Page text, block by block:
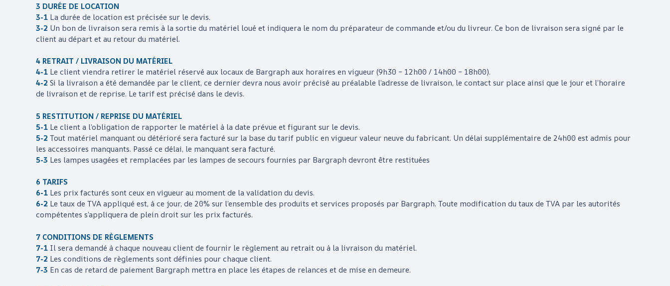
3 DURÉE DE LOCATION
3-1 La durée de location est précisée sur le devis.
3-2 Un bon de livraison sera remis à la sortie du matériel loué et indiquera le nom du préparateur de commande et/ou du livreur. Ce bon de livraison sera signé par le
client au départ et au retour du matériel.
4 RETRAIT / LIVRAISON DU MATÉRIEL
4-1 Le client viendra retirer le matériel réservé aux locaux de Bargraphaux horaires en vigueur (9h30 – 12h00 / 14h00 – 18h00).
4-2 Si la livraison a été demandée par le client, ce dernier devra nous avoir précisé au préalable l’adresse de livraison, le contact sur place ainsi que le jour et l’horaire
de livraison et de reprise. Le tarif est précisé dans le devis.
5 RESTITUTION / REPRISE DU MATÉRIEL
5-1 Le client a l’obligation de rapporter le matériel à la date prévue et figurant sur le devis.
5-2 Tout matériel manquant ou détérioré sera facturé sur la base du tarif public en vigueur valeur neuve du fabricant. Un délai supplémentaire de 24h00 est admis pour
les accessoires manquants. Passé ce délai, le manquant sera facturé.
5-3 Les lampes usagées et remplacées par les lampes de secours fournies par Bargraphdevront être restituées
6 TARIFS
6-1 Les prix facturés sont ceux en vigueur au moment de la validation du devis.
6-2 Le taux de TVA appliqué est, à ce jour, de 20% sur l’ensemble des produits et services proposés par Bargraph. Toute modification du taux de TVA par les autorités
compétentes s’appliquera de plein droit sur les prix facturés.
7 CONDITIONS DE RÈGLEMENTS
7-1 Il sera demandé à chaque nouveau client de fournir le règlement au retrait ou à la livraison du matériel.
7-2 Les conditions de règlements sont définies pour chaque client.
7-3 En cas de retard de paiement Bargraph mettra en place les étapes de relances et de mise en demeure.